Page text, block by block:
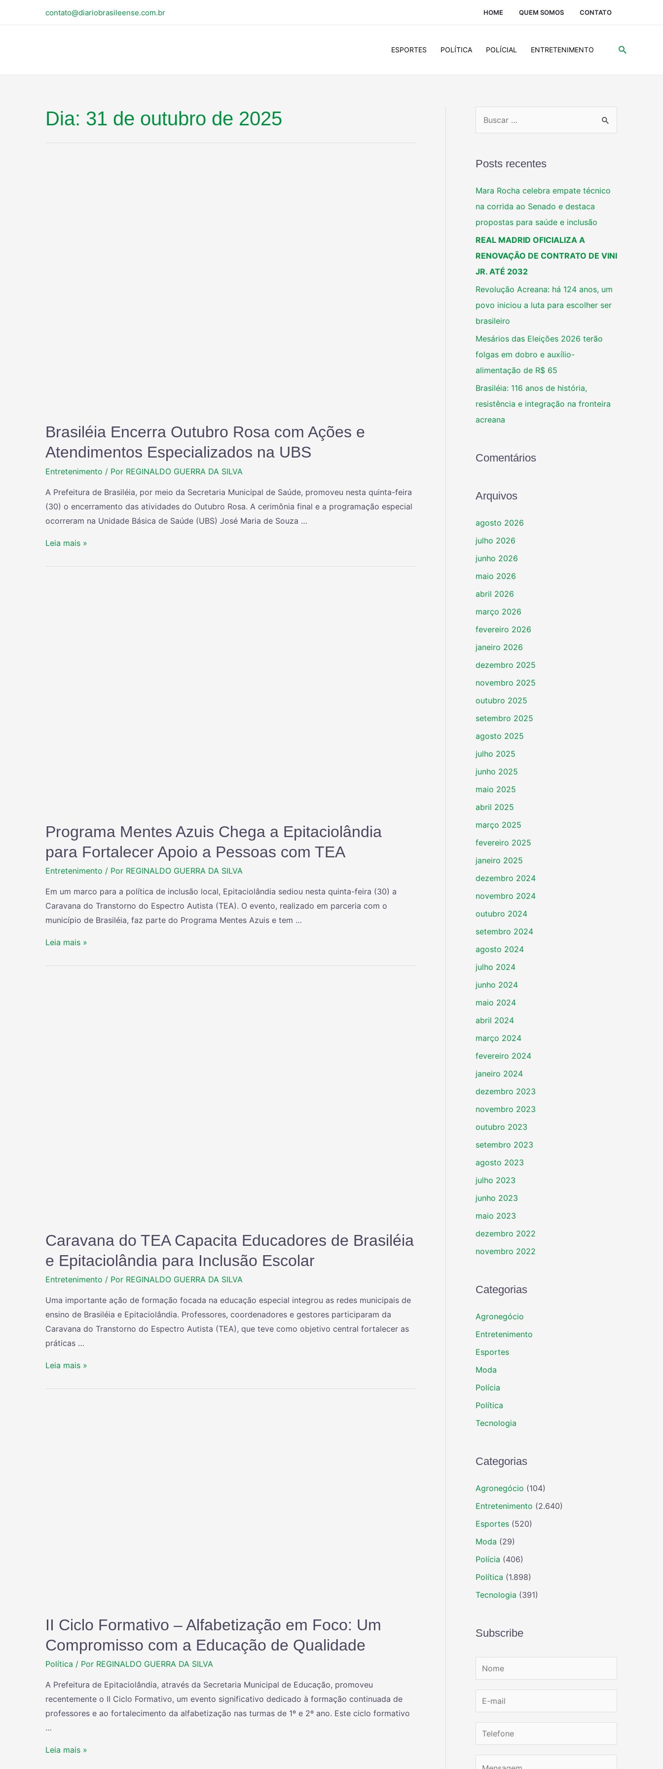
contato@diariobrasileense.com.br HOME QUEM SOMOS CONTATO
ESPORTES POLÍTICA POLÍCIAL ENTRETENIMENTO
Dia: 31 de outubro de 2025
Brasiléia Encerra Outubro Rosa com Ações e
Atendimentos Especializados na UBS
Entretenimento / Por REGINALDO GUERRA DA SILVA
A Prefeitura de Brasiléia, por meio da Secretaria Municipal de Saúde, promoveu nesta quinta-feira
(30) o encerramento das atividades do Outubro Rosa. A cerimônia final e a programação especial
ocorreram na Unidade Básica de Saúde (UBS) José Maria de Souza …
Leia mais »
Programa Mentes Azuis Chega a Epitaciolândia
para Fortalecer Apoio a Pessoas com TEA
Entretenimento / Por REGINALDO GUERRA DA SILVA
Em um marco para a política de inclusão local, Epitaciolândia sediou nesta quinta-feira (30) a
Caravana do Transtorno do Espectro Autista (TEA). O evento, realizado em parceria com o
município de Brasiléia, faz parte do Programa Mentes Azuis e tem …
Leia mais »
Caravana do TEA Capacita Educadores de Brasiléia
e Epitaciolândia para Inclusão Escolar
Entretenimento / Por REGINALDO GUERRA DA SILVA
Uma importante ação de formação focada na educação especial integrou as redes municipais de
ensino de Brasiléia e Epitaciolândia. Professores, coordenadores e gestores participaram da
Caravana do Transtorno do Espectro Autista (TEA), que teve como objetivo central fortalecer as
práticas …
Leia mais »
II Ciclo Formativo – Alfabetização em Foco: Um
Compromisso com a Educação de Qualidade
Política / Por REGINALDO GUERRA DA SILVA
A Prefeitura de Epitaciolândia, através da Secretaria Municipal de Educação, promoveu
recentemente o II Ciclo Formativo, um evento significativo dedicado à formação continuada de
professores e ao fortalecimento da alfabetização nas turmas de 1º e 2º ano. Este ciclo formativo
…
Leia mais »
Posts recentes
Mara Rocha celebra empate técnico
na corrida ao Senado e destaca
propostas para saúde e inclusão
REAL MADRID OFICIALIZA A
RENOVAÇÃO DE CONTRATO DE VINI
JR. ATÉ 2032
Revolução Acreana: há 124 anos, um
povo iniciou a luta para escolher ser
brasileiro
Mesários das Eleições 2026 terão
folgas em dobro e auxílio-
alimentação de R$ 65
Brasiléia: 116 anos de história,
resistência e integração na fronteira
acreana
Comentários
Arquivos
agosto 2026
julho 2026
junho 2026
maio 2026
abril 2026
março 2026
fevereiro 2026
janeiro 2026
dezembro 2025
novembro 2025
outubro 2025
setembro 2025
agosto 2025
julho 2025
junho 2025
maio 2025
abril 2025
março 2025
fevereiro 2025
janeiro 2025
dezembro 2024
novembro 2024
outubro 2024
setembro 2024
agosto 2024
julho 2024
junho 2024
maio 2024
abril 2024
março 2024
fevereiro 2024
janeiro 2024
dezembro 2023
novembro 2023
outubro 2023
setembro 2023
agosto 2023
julho 2023
junho 2023
maio 2023
dezembro 2022
novembro 2022
Categorias
Agronegócio
Entretenimento
Esportes
Moda
Polícia
Política
Tecnologia
Categorias
Agronegócio (104)
Entretenimento (2.640)
Esportes (520)
Moda (29)
Polícia (406)
Política (1.898)
Tecnologia (391)
Subscribe